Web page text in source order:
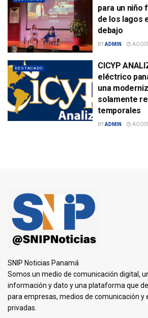
para un niño
de los lagos
debajo
BYADMIN
DESTACADO
CICYP
eléctrico
una
solamente
temporales
BYADMIN
SNIP Noticias Panamá
Somos un medio de comunicación digital,
información y dato y una plataforma que
para empresas, medios de comunicación y
privadas.